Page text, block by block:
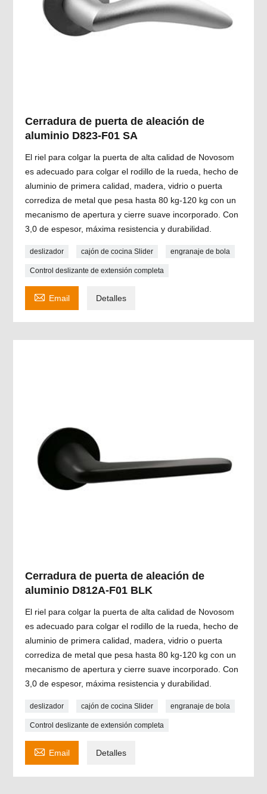
Cerradura de puerta de aleación de
aluminio D823-F01 SA
El riel para colgar la puerta de alta calidad de Novosom
es adecuado para colgar el rodillo de la rueda, hecho de
aluminio de primera calidad, madera, vidrio o puerta
corrediza de metal que pesa hasta 80 kg-120 kg con un
mecanismo de apertura y cierre suave incorporado. Con
3,0 de espesor, máxima resistencia y durabilidad.
deslizador cajón de cocina Slider engranaje de bola
Control deslizante de extensión completa
 Email Detalles
Cerradura de puerta de aleación de
aluminio D812A-F01 BLK
El riel para colgar la puerta de alta calidad de Novosom
es adecuado para colgar el rodillo de la rueda, hecho de
aluminio de primera calidad, madera, vidrio o puerta
corrediza de metal que pesa hasta 80 kg-120 kg con un
mecanismo de apertura y cierre suave incorporado. Con
3,0 de espesor, máxima resistencia y durabilidad.
deslizador cajón de cocina Slider engranaje de bola
Control deslizante de extensión completa
 Email Detalles